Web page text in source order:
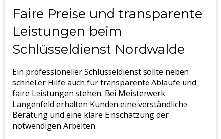
Faire Preise und transparente
Leistungen beim
Schlüsseldienst Nordwalde
Ein professioneller Schlüsseldienst sollte neben
schneller Hilfe auch für transparente Abläufe und
faire Leistungen stehen. Bei Meisterwerk
Langenfeld erhalten Kunden eine verständliche
Beratung und eine klare Einschätzung der
notwendigen Arbeiten.